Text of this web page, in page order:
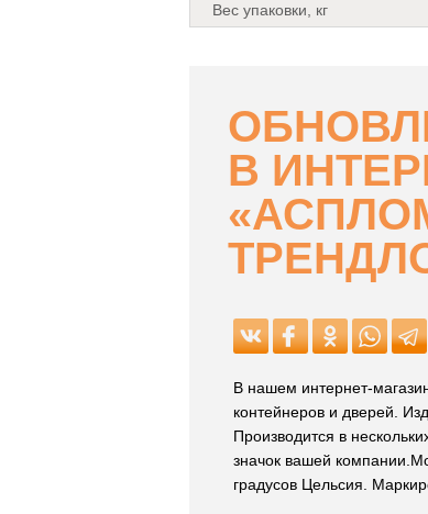
Вес упаковки, кг
В
В нашем интернет-
контейнеров и дверей.
Производится в
значок вашей
градусов Цельсия.